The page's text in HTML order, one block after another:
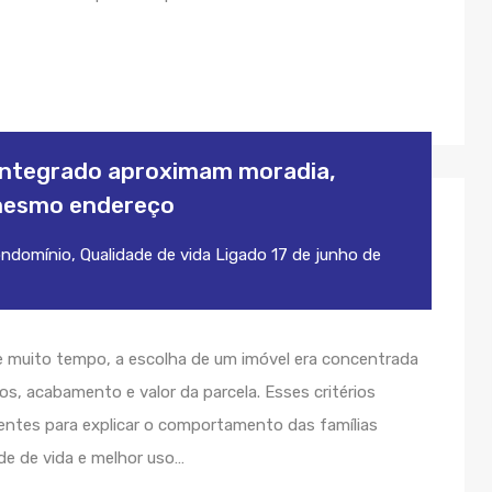
aproximam moradia,
endereço
, Qualidade de vida Ligado 17 de junho de
tempo, a escolha de um imóvel era concentrada
acabamento e valor da parcela. Esses critérios
para explicar o comportamento das famílias
de vida e melhor uso…